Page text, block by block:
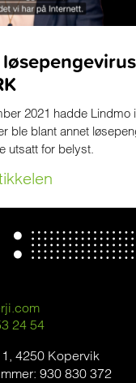
2021 hadde Lindmo
ble blant annet
utsatt for belyst.
24 54
4250 Kopervik
930 830 372